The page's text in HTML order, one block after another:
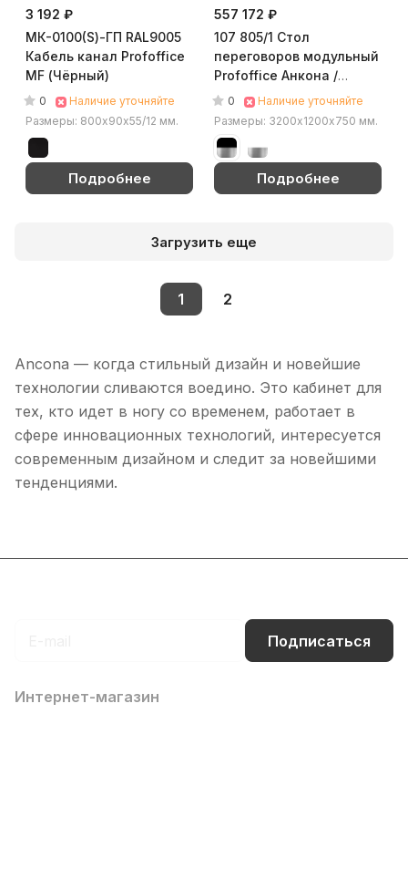
3 192 ₽
МК-0100(S)-ГП RAL9005
Кабель канал Profoffice
MF (Чёрный)
0
Наличие уточняйте
Размеры: 800х90х55/12 мм.
Подробнее
557 172 ₽
107 805/1 Стол
переговоров модульный
Profoffice Анкона /
Ancona (Хром/белый)
0
Наличие уточняйте
Размеры: 3200х1200х750 мм.
Подробнее
Загрузить еще
1 2
Ancona — когда стильный дизайн и новейшие
технологии сливаются воедино. Это кабинет для
тех, кто идет в ногу со временем, работает в
сфере инновационных технологий, интересуется
современным дизайном и следит за новейшими
тенденциями.
Подписаться
Интернет-магазин